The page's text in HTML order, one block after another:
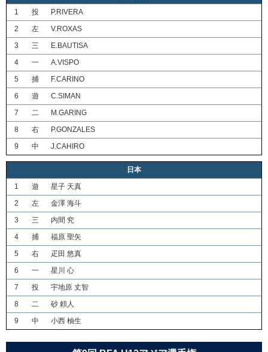
1
投
P.RIVERA
2
左
V.ROXAS
3
三
E.BAUTISA
4
一
A.VISPO
5
捕
F.CARINO
6
遊
C.SIMAN
7
二
M.GARING
8
右
P.GONZALES
9
中 J.CAHIRO
日本
1
遊
星子 天真
2
左
金澤 海斗
3
三
内間 究
4
捕
福原 聖矢
5
右
疋田 悠真
6
一
星川 心
7
投
宇地原 丈智
8
二
砂 頼人
9
中 小西 柚生